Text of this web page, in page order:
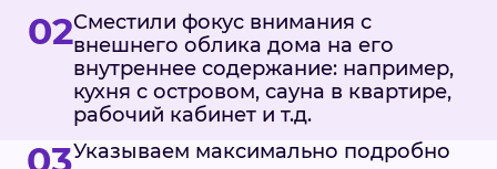
02Сместили фокус внимания с
внешнего облика дома на его
внутреннее содержание: например,
кухня с островом, сауна в квартире,
рабочий кабинет и т.д.
Указываем максимально подробно